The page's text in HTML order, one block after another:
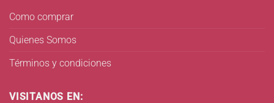
Como comprar
Quienes Somos
Términos y condiciones
VISITANOS EN: